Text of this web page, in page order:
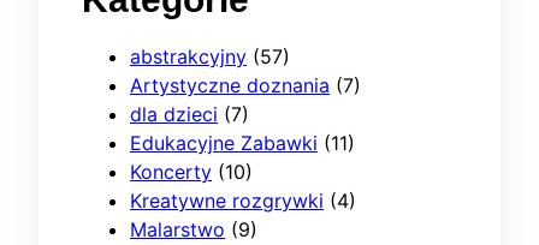
abstrakcyjny (57)
Artystyczne doznania (7)
dla dzieci (7)
Edukacyjne Zabawki (11)
Koncerty (10)
Kreatywne rozgrywki (4)
Malarstwo (9)